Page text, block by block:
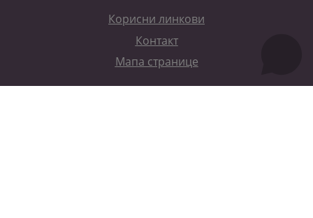
Корисни линкови
Контакт
Мапа странице